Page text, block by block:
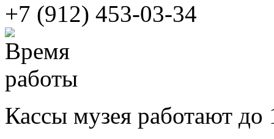
+7 (912) 453-03-34
Кассы музея работают до